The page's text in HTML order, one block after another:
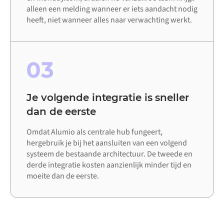
alleen een melding wanneer er iets aandacht nodig
heeft, niet wanneer alles naar verwachting werkt.
03
Je volgende integratie is sneller
dan de eerste
Omdat Alumio als centrale hub fungeert,
hergebruik je bij het aansluiten van een volgend
systeem de bestaande architectuur. De tweede en
derde integratie kosten aanzienlijk minder tijd en
moeite dan de eerste.